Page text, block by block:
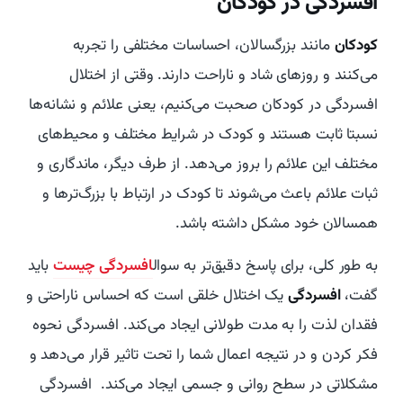
کودکانمانند بزرگسالان، احساسات مختلفی را تجربه
می‌کنند و روزهای شاد و ناراحت دارند. وقتی از اختلال
افسردگی در کودکان صحبت می‌کنیم، یعنی علائم و نشانه‌ها
نسبتا ثابت هستند و کودک در شرایط مختلف و محیط‌های
مختلف این علائم را بروز می‌دهد. از طرف دیگر، ماندگاری و
ثبات علائم باعث می‌شوند تا کودک در ارتباط با بزرگ‌ترها و
همسالان خود مشکل داشته باشد.
به طور کلی، برای پاسخ دقیق‌تر به سوالافسردگی چیستباید
گفت،افسردگییک اختلال خلقی است که احساس ناراحتی و
فقدان لذت را به مدت طولانی ایجاد می‌کند. افسردگی نحوه
فکر کردن و در نتیجه اعمال شما را تحت تاثیر قرار می‌دهد و
مشکلاتی در سطح روانی و جسمی ایجاد می‌کند. افسردگی